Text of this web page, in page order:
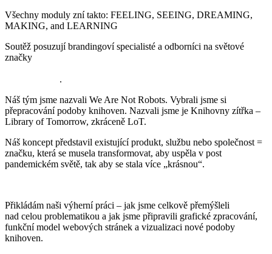
Všechny moduly zní takto: FEELING, SEEING, DREAMING,
MAKING, and LEARNING
Soutěž posuzují brandingoví specialisté a odborníci na světové
značky
.
Náš tým jsme nazvali We Are Not Robots. Vybrali jsme si
přepracování podoby knihoven. Nazvali jsme je Knihovny zítřka –
Library of Tomorrow, zkráceně LoT.
Náš koncept představil existující produkt, službu nebo společnost =
značku, která se musela transformovat, aby uspěla v post
pandemickém světě, tak aby se stala více „krásnou“.
Přikládám naši výherní práci – jak jsme celkově přemýšleli
nad celou problematikou a jak jsme připravili grafické zpracování,
funkční model webových stránek a vizualizaci nové podoby
knihoven.